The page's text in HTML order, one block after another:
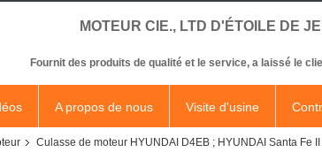
MOTEUR CIE., LTD D'ÉTOILE DE
Fournit des produits de qualité et le service, a laissé le
A propos de nous Visite d'usine
Culasse de moteur HYUNDAI D4EB ; HYUNDAI Santa Fe